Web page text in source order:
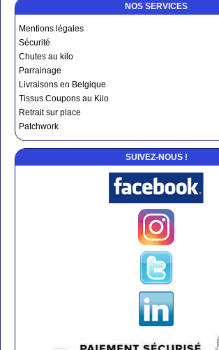
NOS SERVICES
Mentions légales
Sécurité
Chutes au kilo
Parrainage
Livraisons en Belgique
Tissus Coupons au Kilo
Retrait sur place
Patchwork
SUIVEZ-NOUS !